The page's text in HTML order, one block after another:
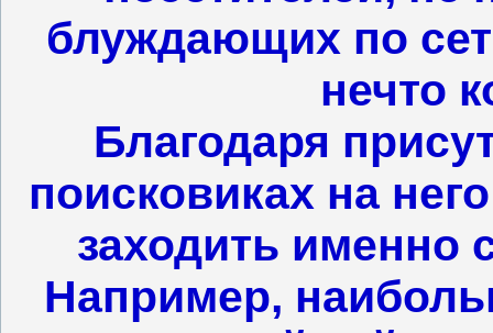
блуждающих по
нечто
Благодаря
поисковиках на
заходить именно
Например,